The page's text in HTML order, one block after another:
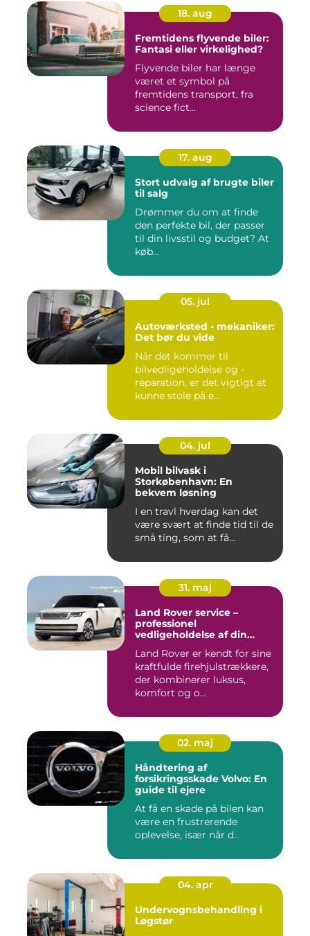
18. aug
Fremtidens flyvende biler:
Fantasi eller virkelighed?
Flyvende biler har længe
været et symbol på
fremtidens transport, fra
science fict...
17. aug
Stort udvalg af brugte biler
til salg
Drømmer du om at finde
den perfekte bil, der passer
til din livsstil og budget? At
køb...
05. jul
Autoværksted - mekaniker:
Det bør du vide
Når det kommer til
bilvedligeholdelse og -
reparation, er det vigtigt at
kunne stole på e...
04. jul
Mobil bilvask i
Storkøbenhavn: En
bekvem løsning
I en travl hverdag kan det
være svært at finde tid til de
små ting, som at få...
31. maj
Land Rover service –
professionel
vedligeholdelse af din
Land Rover er kendt for sine
kraftfulde firehjulstrækkere,
der kombinerer luksus,
komfort og o...
02. maj
Håndtering af
forsikringsskade Volvo: En
guide til ejere
At få en skade på bilen kan
være en frustrerende
oplevelse, især når d...
04. apr
Undervognsbehandling i
Løgstør